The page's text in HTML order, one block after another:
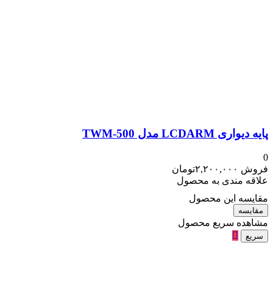
پایه دیواری LCDARM مدل TWM-500
0
فروش ۲,۲۰۰,۰۰۰تومان
علاقه مندی به محصول
مقایسه این محصول
مقایسه
مشاهده سریع محصول
سریع